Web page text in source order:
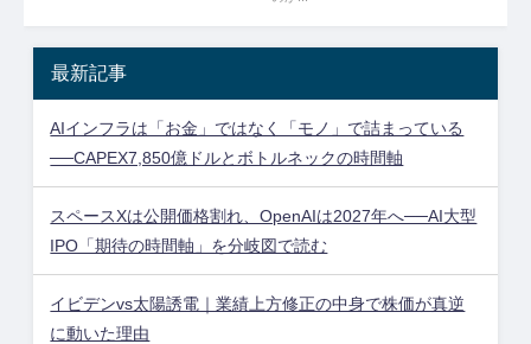
最新記事
AIインフラは「お金」ではなく「モノ」で詰まっている
──CAPEX7,850億ドルとボトルネックの時間軸
スペースXは公開価格割れ、OpenAIは2027年へ──AI大型
IPO「期待の時間軸」を分岐図で読む
イビデンvs太陽誘電｜業績上方修正の中身で株価が真逆
に動いた理由